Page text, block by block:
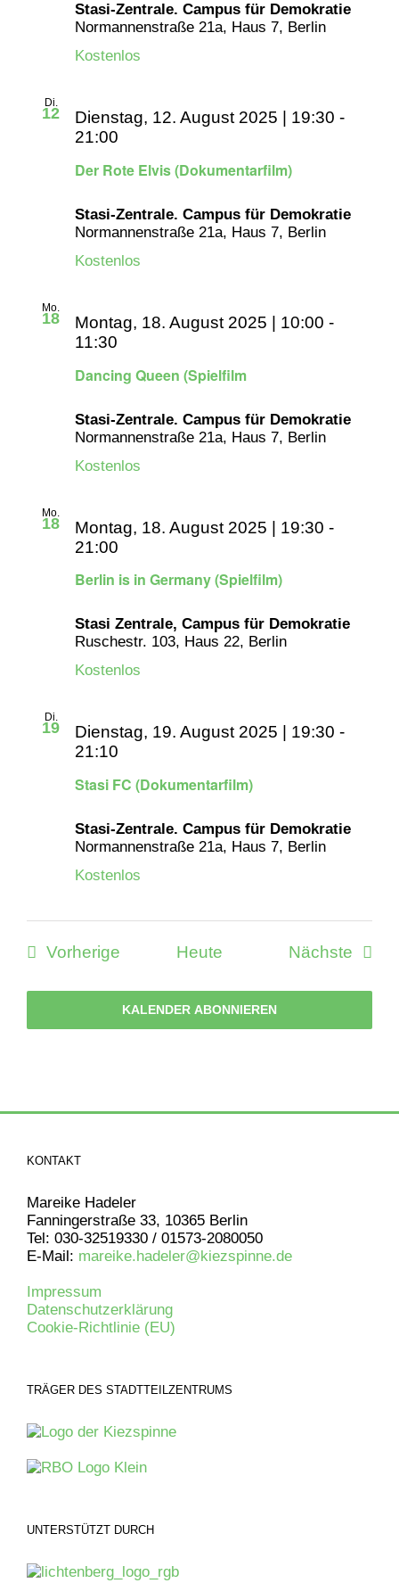
Stasi-Zentrale. Campus für Demokratie
Normannenstraße 21a, Haus 7, Berlin
Kostenlos
Di.
12
Der Rote Elvis (Dokumentarfilm)
Dienstag, 12. August 2025 | 19:30 -
21:00
Stasi-Zentrale. Campus für Demokratie
Normannenstraße 21a, Haus 7, Berlin
Kostenlos
Mo.
18
Dancing Queen (Spielfilm
Montag, 18. August 2025 | 10:00 -
11:30
Stasi-Zentrale. Campus für Demokratie
Normannenstraße 21a, Haus 7, Berlin
Kostenlos
Mo.
18
Berlin is in Germany (Spielfilm)
Montag, 18. August 2025 | 19:30 -
21:00
Stasi Zentrale, Campus für Demokratie
Ruschestr. 103, Haus 22, Berlin
Kostenlos
Di.
19
Stasi FC (Dokumentarfilm)
Dienstag, 19. August 2025 | 19:30 -
21:10
Stasi-Zentrale. Campus für Demokratie
Normannenstraße 21a, Haus 7, Berlin
Kostenlos
Vorherige Veranstaltungen
Heute Nächste
KALENDER ABONNIEREN
KONTAKT
Mareike Hadeler
Fanningerstraße 33, 10365 Berlin
Tel: 030-32519330 / 01573-2080050
E-Mail: mareike.hadeler@kiezspinne.de
Impressum
Datenschutzerklärung
Cookie-Richtlinie (EU)
TRÄGER DES STADTTEILZENTRUMS
UNTERSTÜTZT DURCH